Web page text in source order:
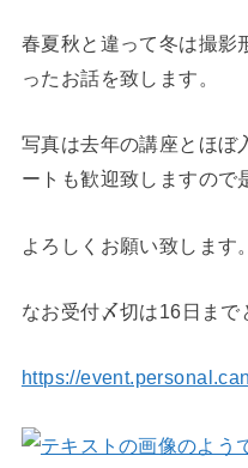
春夏秋と違って冬は撮影
ったお話を致します。
写真は去年の講座とほぼ
ートも歓迎致しますので
よろしくお願い致します。
なお受付〆切は16日まで
https://